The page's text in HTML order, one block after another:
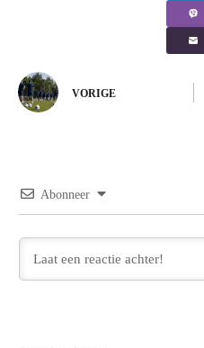
VORIGE
Abonneer